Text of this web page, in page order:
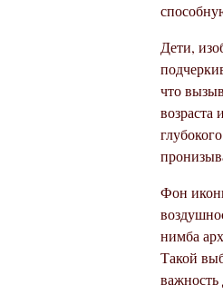
Дети,
что
Фон
нимба
Такой
важность